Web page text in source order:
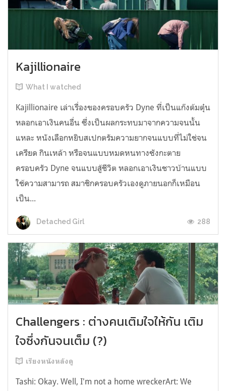
Kajillionaire
What I watched
Kajillionaire เล่าเรื่องของครอบครัว Dyne ที่เป็นแก๊งต้มตุ๋น
หลอกเอาเงินคนอื่น ซึ่งเป็นผลกระทบมาจากความจนนั้น
แหละ หนังเลือกหยิบสเปกตรัมความยากจนแบบที่ไม่ใช่จน
เครียด กินเหล้า หรือจนแบบหมดหนทางซังกะตาย
ครอบครัว Dyne จนแบบสู้ชีวิต หลอกเอาเงินชาวบ้านแบบ
ใช้ความสามารถ สมาชิกครอบครัวเองดูภายนอกก็เหมือน
เป็น...
Detached Girl 288
Challengers : ต่างคนเติมใจให้กัน เติม
ใจซึ่งกันจนเต็ม (?)
เรียงหนังหลังดู
Tashi: Okay. Well, I'm not a home wreckerArt: We